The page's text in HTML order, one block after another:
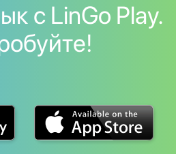
с LinGo Play.